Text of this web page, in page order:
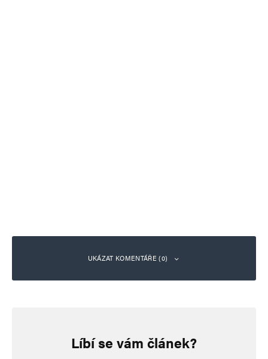
UKÁZAT KOMENTÁŘE (0)
Vaše e-mailová adresa nebude zveřejněna. Vyžadované informace jsou
Líbí se vám článek?